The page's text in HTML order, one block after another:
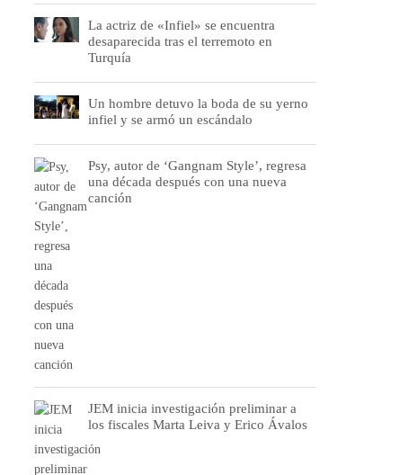
La actriz de «Infiel» se encuentra
desaparecida tras el terremoto en
Turquía
Un hombre detuvo la boda de su yerno
infiel y se armó un escándalo
Psy, autor de ‘Gangnam Style’, regresa
una década después con una nueva
canción
JEM inicia investigación preliminar a
los fiscales Marta Leiva y Erico Ávalos